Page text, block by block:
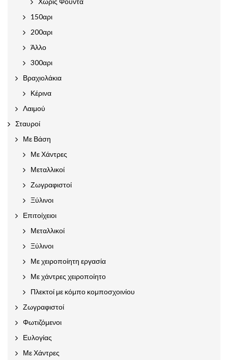
150αρι
200αρι
Άλλο
300αρι
Βραχιολάκια
Κέρινα
Λαιμού
Σταυροί
Με Βάση
Με Χάντρες
Μεταλλικοί
Ζωγραφιστοί
Ξύλινοι
Επιτοίχειοι
Μεταλλικοί
Ξύλινοι
Με χειροποίητη εργασία
Με χάντρες χειροποίητο
Πλεκτοί με κόμπο κομποσχοινίου
Ζωγραφιστοί
Φωτιζόμενοι
Ευλογίας
Με Χάντρες